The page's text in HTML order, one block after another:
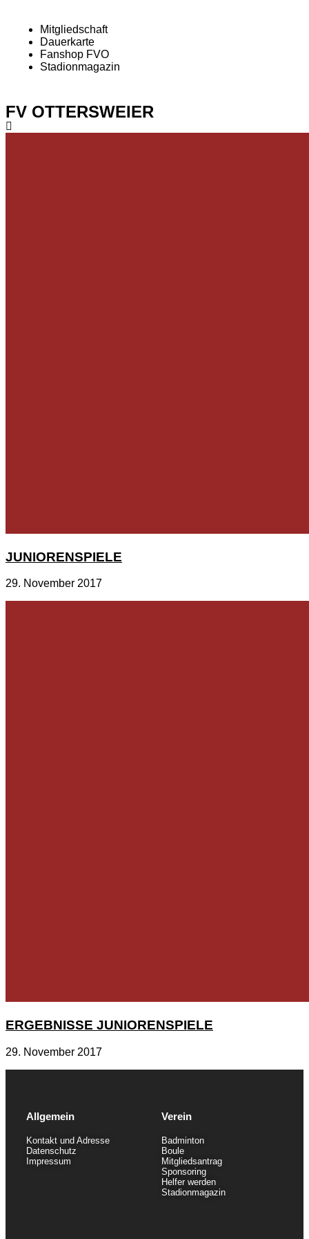
Mitgliedschaft
Dauerkarte
Fanshop FVO
Stadionmagazin
FV OTTERSWEIER
JUNIORENSPIELE
29. November 2017
ERGEBNISSE JUNIORENSPIELE
29. November 2017
Allgemein
Kontakt und Adresse
Datenschutz
Impressum
Verein
Badminton
Boule
Mitgliedsantrag
Sponsoring
Helfer werden
Stadionmagazin